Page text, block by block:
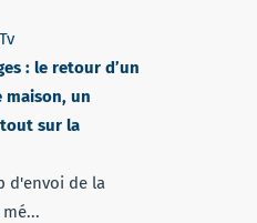
: le retour d’un
maison, un
sur la
d'envoi de la